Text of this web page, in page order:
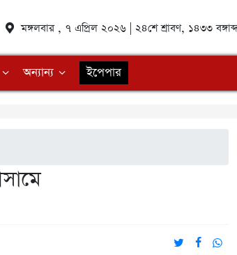
মঙ্গলবার , ৭ এপ্রিল ২০২৬ | ২৪শে শ্রাবণ, ১৪৩৩
অন্যান্য ইপেপার